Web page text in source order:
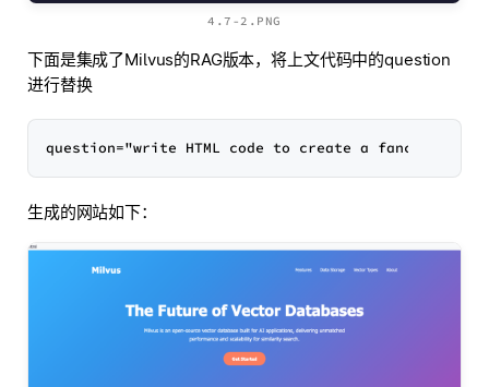
4.7-2.PNG
下面是集成了Milvus的RAG版本，将上文代码中的question
进行替换
生成的网站如下：